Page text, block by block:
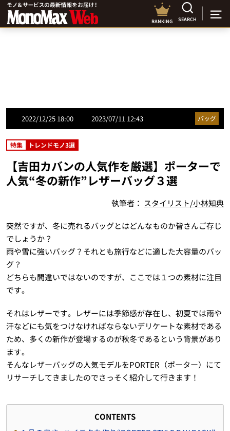
RANKING SEARCH
2022/12/25 18:00 2023/07/11 12:43 バッグ
特集 トレンドモノ3選
【吉田カバンの人気作を厳選】ポーターで
人気“冬の新作”レザーバッグ３選
執筆者： スタイリスト/小林知典
突然ですが、冬に売れるバッグとはどんなものか皆さんご存じ
でしょうか？
雨や雪に強いバッグ？それとも旅行などに適した大容量のバッ
グ？
どちらも間違いではないのですが、ここでは１つの素材に注目
です。
それはレザーです。レザーには季節感が存在し、初夏では雨や
汗などにも気をつけなければならないデリケートな素材である
ため、多くの新作が登場するのが秋冬であるという背景があり
ます。
そんなレザーバッグの人気モデルをPORTER（ポーター）にて
リサーチしてきましたのでさっそく紹介して行きます！
CONTENTS